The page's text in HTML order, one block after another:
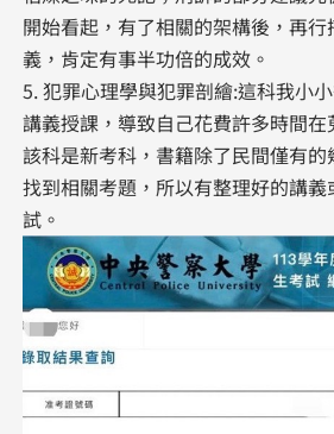
開始看起，有了相關的架構後，再
義，肯定有事半功倍的成效。
5. 犯罪心理學與犯罪剖繪:這科我小
講義授課，導致自己花費許多時間
該科是新考科，書籍除了民間僅有
找到相關考題，所以有整理好的講
試。